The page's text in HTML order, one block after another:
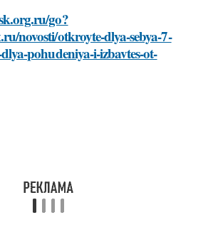
go?
novosti/otkroyte-dlya-sebya-7-
pohudeniya-i-izbavtes-ot-